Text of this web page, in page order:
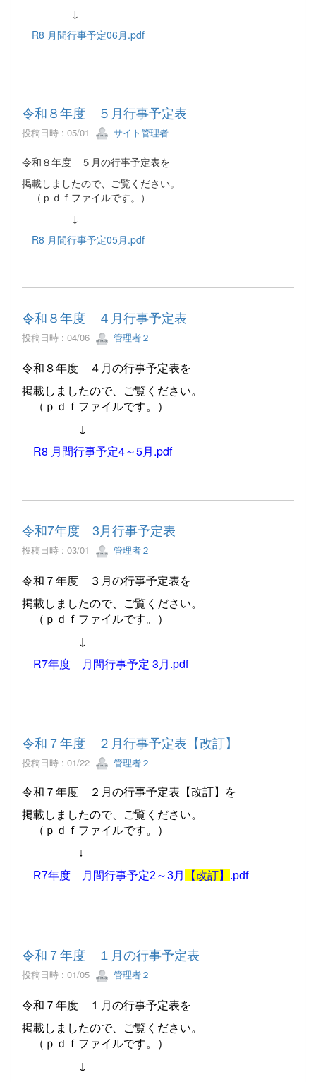
↓
R8 月間行事予定06月.pdf
令和８年度 ５月行事予定表
投稿日時 : 05/01 サイト管理者
令和８年度 ５月の行事予定表を
掲載しましたので、ご覧ください。
（ｐｄｆファイルです。）
↓
R8 月間行事予定05月.pdf
令和８年度 ４月行事予定表
投稿日時 : 04/06 管理者２
令和８年度 ４月の行事予定表を
掲載しましたので、ご覧ください。
（ｐｄｆファイルです。）
↓
R8 月間行事予定4～5月.pdf
令和7年度 3月行事予定表
投稿日時 : 03/01 管理者２
令和７年度 ３月の行事予定表を
掲載しましたので、ご覧ください。
（ｐｄｆファイルです。）
↓
R7年度 月間行事予定 3月.pdf
令和７年度 ２月行事予定表【改訂】
投稿日時 : 01/22 管理者２
令和７年度 ２月の行事予定表【改訂】を
掲載しましたので、ご覧ください。
（ｐｄｆファイルです。）
↓
R7年度 月間行事予定2～3月
【改訂】 .pdf
令和７年度 １月の行事予定表
投稿日時 : 01/05 管理者２
令和７年度 １月の行事予定表を
掲載しましたので、ご覧ください。
（ｐｄｆファイルです。）
↓